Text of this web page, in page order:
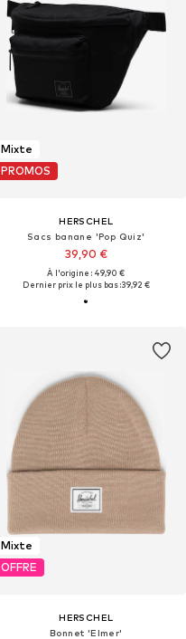
Mixte
PROMOS
HERSCHEL
Sacs banane 'Pop Quiz'
39,90 €
À l'origine : 49,90 €
Dernier prix le plus bas :39,92 €
Mixte
OFFRE
HERSCHEL
Bonnet 'Elmer'